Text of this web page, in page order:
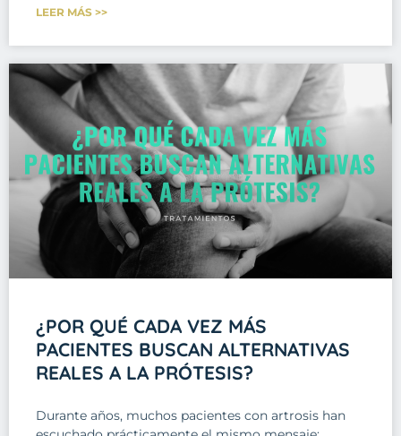
LEER MÁS >>
¿POR QUÉ CADA VEZ MÁS
PACIENTES BUSCAN ALTERNATIVAS
REALES A LA PRÓTESIS?
Durante años, muchos pacientes con artrosis han